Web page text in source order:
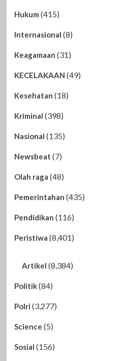
Hukum (415)
Internasional (8)
Keagamaan (31)
KECELAKAAN (49)
Kesehatan (18)
Kriminal (398)
Nasional (135)
Newsbeat (7)
Olah raga (48)
Pemerintahan (435)
Pendidikan (116)
Peristiwa (8,401)
Artikel (8,384)
Politik(84)
Polri (3,277)
Science (5)
Sosial (156)